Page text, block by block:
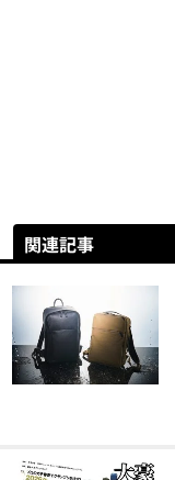
関連記事